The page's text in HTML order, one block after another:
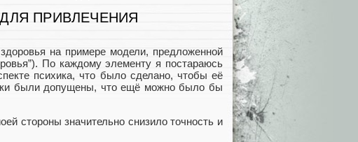
ПРИВЛЕЧЕНИЯ
на примере модели, предложенной
По каждому элементу я постараюсь
психика, что было сделано, чтобы её
были допущены, что ещё можно было бы
стороны значительно снизило точность и